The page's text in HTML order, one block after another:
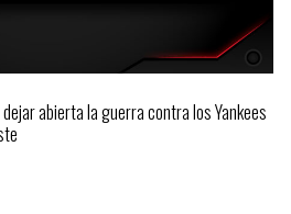
abierta la guerra contra los Yankees